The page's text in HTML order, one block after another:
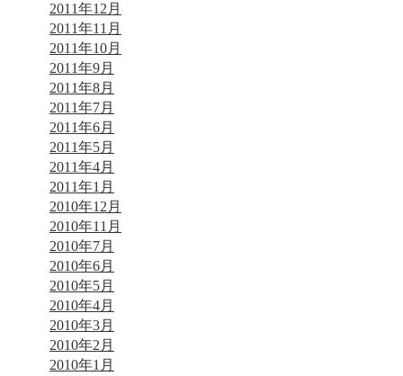
2011年12月
2011年11月
2011年10月
2011年9月
2011年8月
2011年7月
2011年6月
2011年5月
2011年4月
2011年1月
2010年12月
2010年11月
2010年7月
2010年6月
2010年5月
2010年4月
2010年3月
2010年2月
2010年1月